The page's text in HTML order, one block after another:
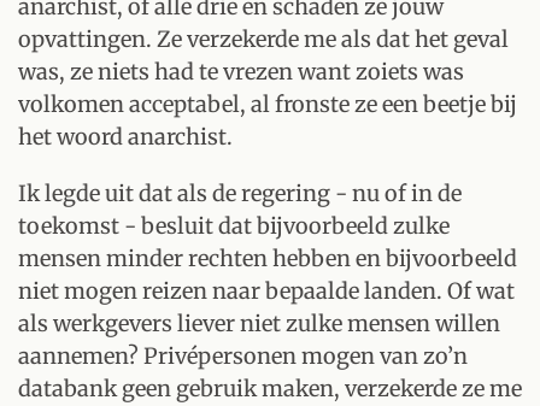
anarchist, of alle drie en schaden ze jouw
opvattingen. Ze verzekerde me als dat het geval
was, ze niets had te vrezen want zoiets was
volkomen acceptabel, al fronste ze een beetje bij
het woord anarchist.
Ik legde uit dat als de regering - nu of in de
toekomst - besluit dat bijvoorbeeld zulke
mensen minder rechten hebben en bijvoorbeeld
niet mogen reizen naar bepaalde landen. Of wat
als werkgevers liever niet zulke mensen willen
aannemen? Privépersonen mogen van zo’n
databank geen gebruik maken, verzekerde ze me